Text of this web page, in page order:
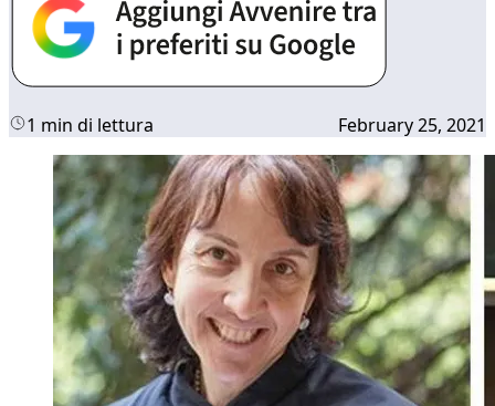
1 min di lettura February 25, 2021